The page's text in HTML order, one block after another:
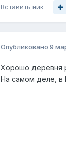
Вставить ник
Опубликовано 9
Хорошо деревня
На самом деле, в